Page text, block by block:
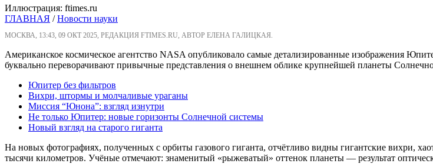
Иллюстрация: ftimes.ru
ГЛАВНАЯ /Новости науки
МОСКВА, 13:43, 09 ОКТ 2025, РЕДАКЦИЯ FTIMES.RU, АВТОР ЕЛЕНА ГАЛИЦКАЯ.
Американское космическое агентство NASA опубликовало самые детализированные изображения
буквально переворачивают привычные представления о внешнем облике крупнейшей планеты
Юпитер без фильтров
Вихри, штормы и молчаливые ураганы
Миссия “Юнона”: взгляд изнутри
Не только Юпитер: новые горизонты Солнечной системы
Новый взгляд на старого гиганта
На новых фотографиях, полученных с орбиты газового гиганта, отчётливо видны гигантские вихри,
тысячи километров. Учёные отмечают: знаменитый «рыжеватый» оттенок планеты — результат